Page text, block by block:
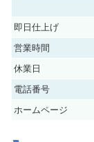
即日仕上げ
営業時間
休業日
電話番号
ホームページ